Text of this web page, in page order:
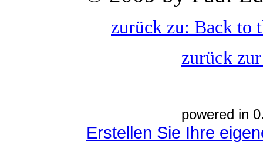
zurück zu: Back to
zurück
powered in
Erstellen Sie Ihre